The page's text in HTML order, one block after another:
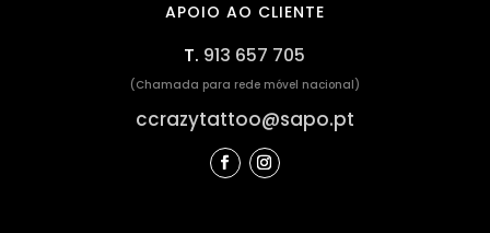
APOIO AO CLIENTE
T. 913 657 705
(Chamada para rede móvel nacional)
ccrazytattoo@sapo.pt